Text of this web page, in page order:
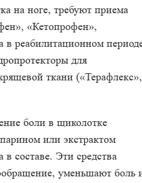
на ноге, требуют приема
«Кетопрофен»,
в реабилитационном
для
ткани («Терафлекс»,
боли в щиколотке
или экстрактом
в составе. Эти средства
уменьшают боль